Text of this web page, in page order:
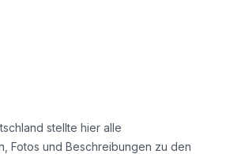
stellte hier alle
Fotos und Beschreibungen zu den